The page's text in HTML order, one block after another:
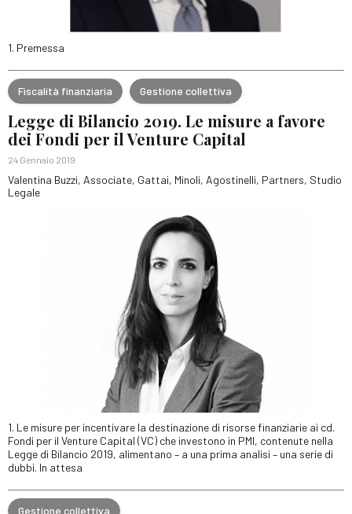
1. Premessa
Fiscalità finanziaria Gestione collettiva
Legge di Bilancio 2019. Le misure a favore
dei Fondi per il Venture Capital
24 Gennaio 2019
Valentina Buzzi, Associate, Gattai, Minoli, Agostinelli, Partners, Studio
Legale
1. Le misure per incentivare la destinazione di risorse finanziarie ai cd.
Fondi per il Venture Capital (VC) che investono in PMI, contenute nella
Legge di Bilancio 2019, alimentano – a una prima analisi – una serie di
dubbi. In attesa
Gestione collettiva